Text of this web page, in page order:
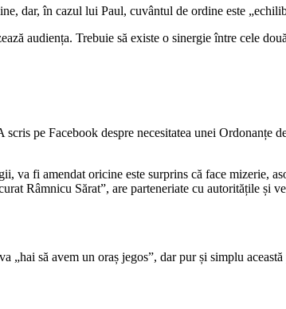
dar, în cazul lui Paul, cuvântul de ordine este
audiența. Trebuie să existe o sinergie între cele
pe Facebook despre necesitatea unei Ordonanțe
va fi amendat oricine este surprins că face mizerie,
Râmnicu Sărat”, are parteneriate cu autoritățile și
să avem un oraș jegos”, dar pur și simplu această